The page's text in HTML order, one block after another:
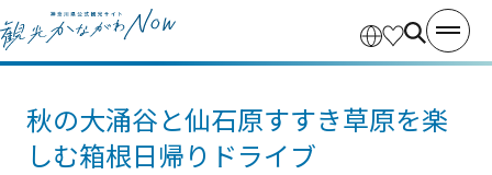
秋の大涌谷と仙石原すすき草原を楽
しむ箱根日帰りドライブ